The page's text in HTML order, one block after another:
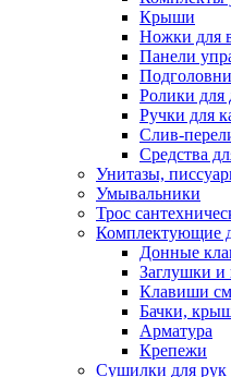
Крыши
Ножки для
Панели
Ролики для
Ручки для
Слив-
Средства
Унитазы,
Умывальники
Трос
Комплектующие
Донные
Заглушки и
Клавиши
Бачки,
Арматура
Крепежи
Сушилки для рук